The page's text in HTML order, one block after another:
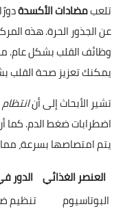
تلعبمضادات الأكسدة
عن الجذور الحرة. هذه
وظائف القلب بشكل عام.
يمكنك تعزيز صحة
تشير الأبحاث إلى أنانتظام
اضطرابات ضغط الدم. كما
يتم امتصاصها بسرعة، مما
العنصر الغذائي الدور
البوتاسيوم
تنظيم